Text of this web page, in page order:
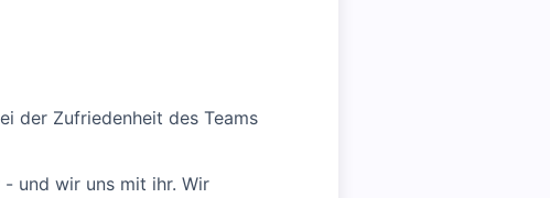
der Zufriedenheit des Teams
und wir uns mit ihr. Wir